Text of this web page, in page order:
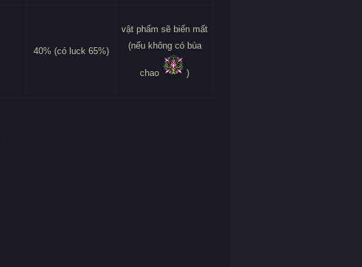
40% (có luck 65%)
vật phẩm sẽ biến mất
(nếu không có bùa
chao )